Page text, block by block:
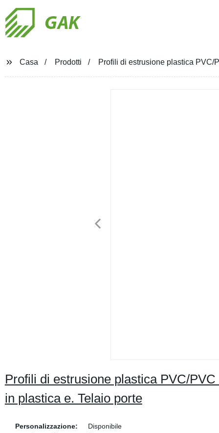
GAK
Casa Prodotti Profili di estrusione plastica PVC/
Profili di estrusione plastica PVC/
in plastica e. Telaio porte
Personalizzazione:
Disponibile